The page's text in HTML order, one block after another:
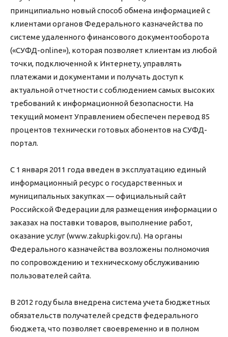
принципиально новый способ обмена информацией с
клиентами органов Федерального казначейства по
системе удаленного финансового документооборота
(«СУФД-online»), которая позволяет клиентам из любой
точки, подключенной к Интернету, управлять
платежами и документами и получать доступ к
актуальной отчетности с соблюдением самых высоких
требований к информационной безопасности. На
текущий момент Управлением обеспечен перевод 85
процентов технически готовых абонентов на СУФД-
портал.
С 1 января 2011 года введен в эксплуатацию единый
информационный ресурс о государственных и
муниципальных закупках — официальный сайт
Российской Федерации для размещения информации о
заказах на поставки товаров, выполнение работ,
оказание услуг (www.zakupki.gov.ru). На органы
Федерального казначейства возложены полномочия
по сопровождению и техническому обслуживанию
пользователей сайта.
В 2012 году была внедрена система учета бюджетных
обязательств получателей средств федерального
бюджета, что позволяет своевременно и в полном